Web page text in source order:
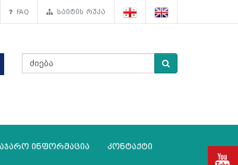
FAQ საიტის რუკა
ინფორმაცია კონტაქტი